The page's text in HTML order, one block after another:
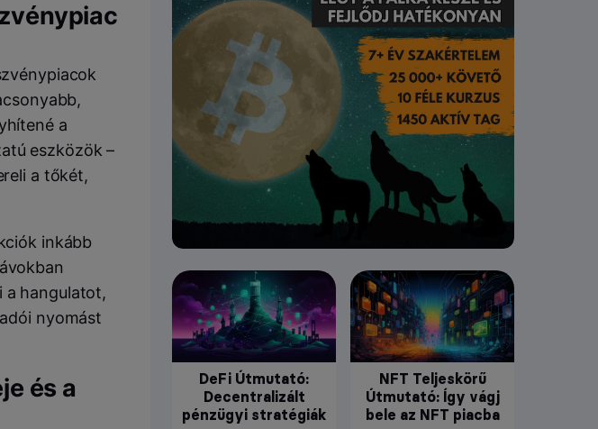
a
eszközök –
a tőkét,
inkább
a hangulatot,
nyomást
és a
DeFi Útmutató:
Decentralizált
pénzügyi stratégiák
NFT Teljeskörű
Útmutató: Így vágj
bele az NFT piacba